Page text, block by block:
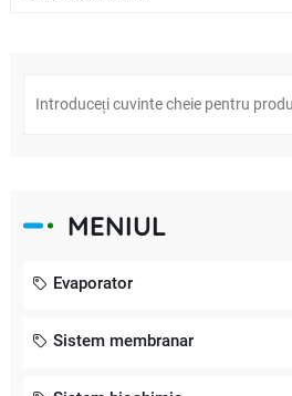
MENIUL
Evaporator
Sistem membranar